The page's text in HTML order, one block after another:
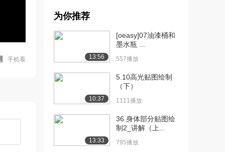
手机看
【下1】
[7] 07B2整式的乘除与因式
分解【下2...
[9] 09A 分式【中】 10:41
[10] 11A 数的开方及二次
为你推荐
13:56
[oeasy]07油漆桶和
墨水瓶 ...
557播放
10:37
5.10高光贴图绘制
（下）
1111播放
13:33
36.身体部分贴图绘
制2_讲解（上...
795播放